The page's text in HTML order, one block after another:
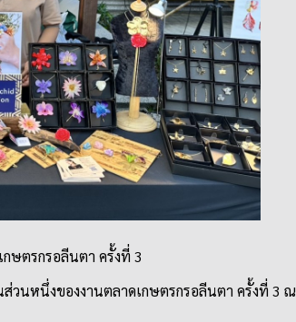
ษตรกรอลีนตา ครั้งที่ 3
วนหนึ่งของงานตลาดเกษตรกรอลีนตา ครั้งที่ 3 ณ